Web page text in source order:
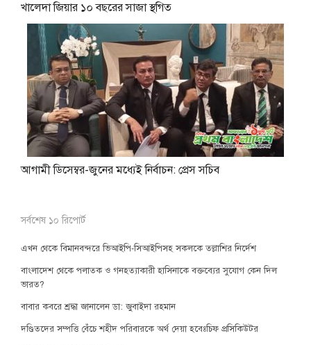
খালেদা জিয়ার ১০ বছরের সাজা স্থগিত
আগামী ডিসেম্বর-জুনের মধ্যেই নির্বাচন: প্রেস সচিব
সর্বশেষ ১০ রিপোর্ট
এখন থেকে বিমানবন্দরে ভিআইপি-সিআইপিসহ সকলকে তল্লাশির নির্দেশ
বাংলাদেশ থেকে পলাতক ও গনহত্যাকারী হাসিনাকে বক্তব্যের সুযোগ কেন দিল
ভারত?
বাবার কবরে শ্রদ্ধা জানালেন ডা: জুবাইদা রহমান
দণ্ডিতদের সম্পত্তি বেঁচে শহীদ পরিবারকে অর্থ দেয়া হবেঃচিফ প্রসিকিউটর